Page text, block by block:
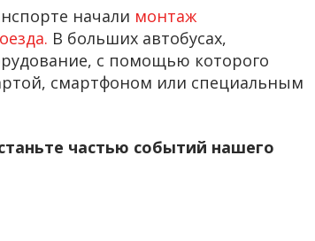
начали монтаж
В больших автобусах,
с помощью которого
смартфоном или специальным
частью событий нашего